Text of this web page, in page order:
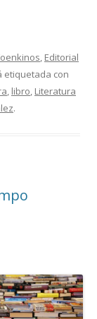
, Editorial
etiquetada con
, libro, Literatura
.